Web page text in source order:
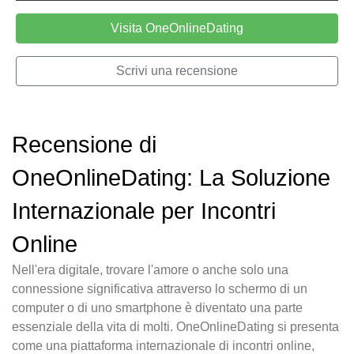
Visita OneOnlineDating
Scrivi una recensione
Recensione di
OneOnlineDating: La Soluzione
Internazionale per Incontri
Online
Nell'era digitale, trovare l'amore o anche solo una
connessione significativa attraverso lo schermo di un
computer o di uno smartphone è diventato una parte
essenziale della vita di molti. OneOnlineDating si presenta
come una piattaforma internazionale di incontri online,